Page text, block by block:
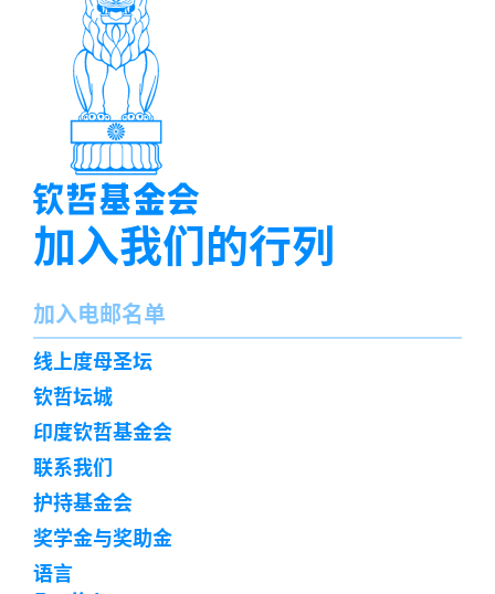
加入我们的行列
名
字
加入电邮名单
订
阅
线上度母圣坛
钦哲坛城
印度钦哲基金会
联系我们
护持基金会
奖学金与奖助金
语言